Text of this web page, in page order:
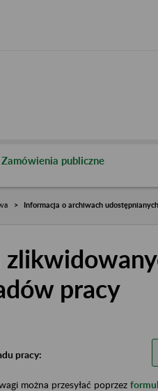
Zamówienia publiczne
Informacja o archiwach
pracy
pracy:
można przesyłać poprzez